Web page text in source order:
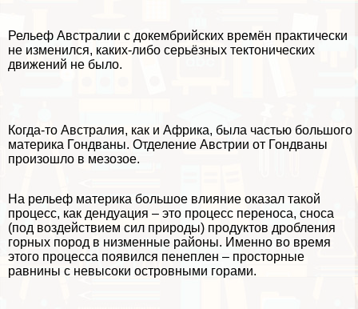
Рельеф Австралии с докембрийских времён пpaктически
не изменился, каких-либо серьёзных тектонических
движений не было.
Когда-то Австралия, как и Африка, была частью большого
материка Гондваны. Отделение Австрии от Гондваны
произошло в мезозое.
На рельеф материка большое влияние оказал такой
процесс, как дендуация – это процесс переноса, сноса
(под воздействием сил природы) продуктов дробления
горных пород в низменные районы. Именно во время
этого процесса появился пенеплен – просторные
равнины с невысоки островными горами.